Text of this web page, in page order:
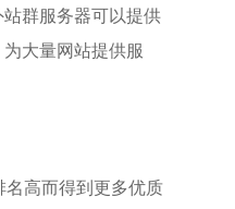
群服务器可以提供
大量网站提供服
名高而得到更多优质